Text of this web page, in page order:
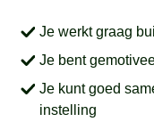
Je werkt graag
Je bent
Je kunt goed
instelling